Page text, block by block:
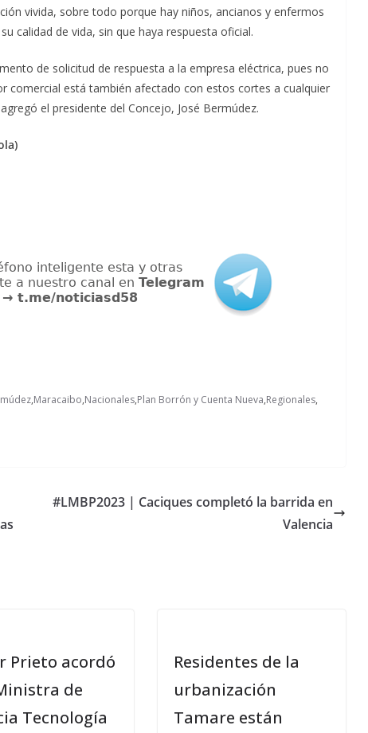
vivida, sobre todo porque hay niños, ancianos y enfermos
calidad de vida, sin que haya respuesta oficial.
de solicitud de respuesta a la empresa eléctrica, pues no
comercial está también afectado con estos cortes a cualquier
el presidente del Concejo, José Bermúdez.
,Maracaibo,Nacionales,Plan Borrón y Cuenta Nueva,Regionales,
#LMBP2023 | Caciques completó la barrida en
Valencia
Prieto acordó
de
Tecnología
Residentes de la
urbanización
Tamare están